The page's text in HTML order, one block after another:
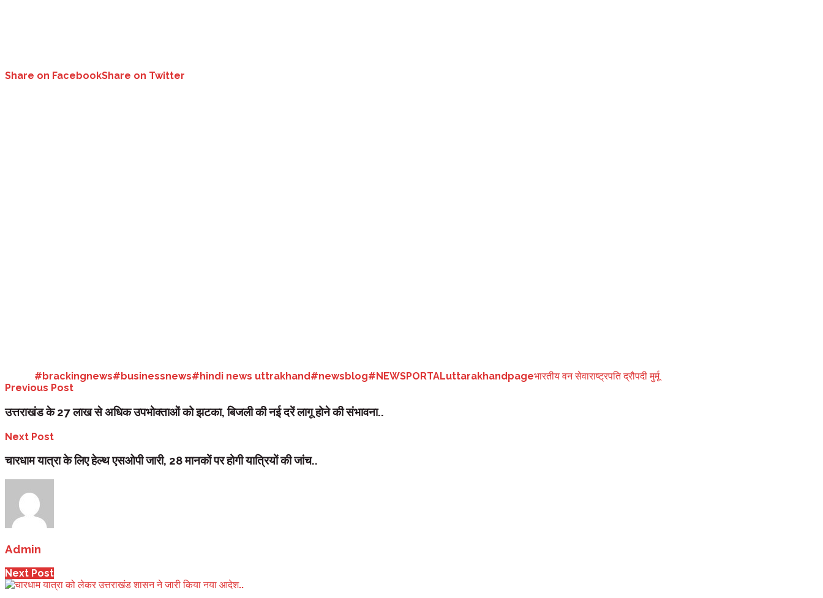
Share on FacebookShare on Twitter
#brackingnews#businessnews#hindi news uttrakhand#newsblog#NEWSPORTALuttarakhandpageभारतीय वन सेवाराष्ट्रपति द्रौपदी मुर्मू
Previous Post
उत्तराखंड के 27 लाख से अधिक उपभोक्ताओं को झटका, बिजली की नई दरें लागू होने की संभावना..
Next Post
चारधाम यात्रा के लिए हेल्‍थ एसओपी जारी, 28 मानकों पर होगी यात्रियों की जांच..
Admin
Next Post